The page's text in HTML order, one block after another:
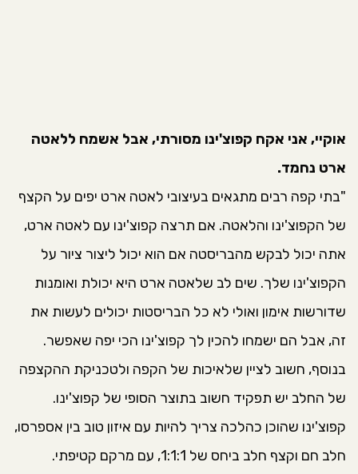
אוקיי, אני אקח קפוצ'ינו מסורתי, אבל אשמח ללאטה
ארט נחמד.
"בתי קפה רבים מתגאים בעיצובי לאטה ארט יפים על הקצף
של הקפוצ'ינו והלאטה. אם תרצה קפוצ'ינו עם לאטה ארט,
אתה יכול לבקש מהבריסטה אם הוא יכול ליצור ציור על
הקפוצ'ינו שלך. שים לב שלאטה ארט היא יכולת ואומנות
שדורשות אימון ואולי לא כל הבריסטות יכולים לעשות את
זה, אבל הם ישמחו להכין לך קפוצ'ינו הכי יפה שאפשר.
בנוסף, חשוב לציין שלאיכות של הקפה ולטכניקת ההקצפה
של החלב יש תפקיד חשוב בתוצר הסופי של קפוצ'ינו.
קפוצ'ינו שהוכן כהלכה צריך להיות עם איזון טוב בין אספרסו,
חלב חם וקצף חלב ביחס של 1:1:1, עם מרקם קטיפתי.